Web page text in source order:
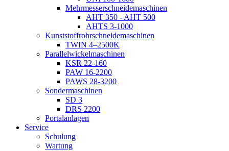
Mehrmesserschneidemaschinen
AHT 350 - AHT 500
AHTS 3-1000
Kunststoffrohrschneidemaschinen
TWIN 4–2500K
Parallelwickelmaschinen
KSR 22-160
PAW 16-2200
PAWS 28-3200
Sondermaschinen
SD 3
DRS 2200
Portalanlagen
Service
Schulung
Wartung